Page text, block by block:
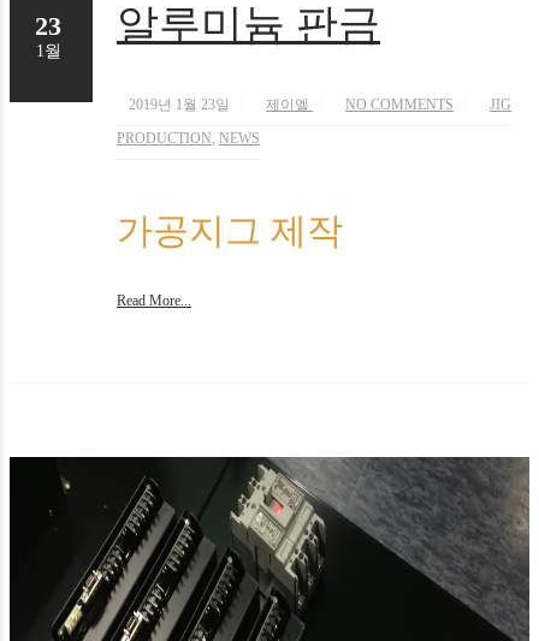
알루미늄 판금
2019년 1월 23일 제이엘 NO COMMENTS
JIG
PRODUCTION, NEWS
가공지그 제작
Read More...
23
1월